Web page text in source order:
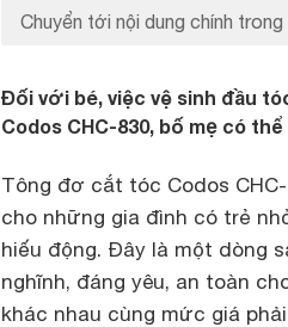
Chuyển tới nội dung chính trong
Đối với bé, việc vệ sinh đầu
Codos CHC-830, bố mẹ có
Tông đơ cắt tóc Codos
cho những gia đình có trẻ
hiếu động. Đây là một dòng
nghĩnh, đáng yêu, an toàn
khác nhau cùng mức giá